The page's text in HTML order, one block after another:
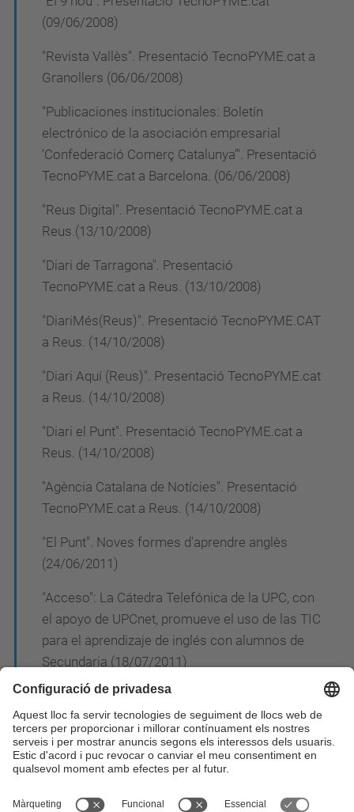
(09/06/2008)
"Revista Vallès". Presentació TecnoPYME.cat a
Granollers (06/06/2008)
"Publicaciones institucionales: Boletín
electrónico de la asociación empresarial
‘Confederació Comerç Catalunya’". Presentació
TecnoPYME.cat a Barcelona. (06/06/2008)
"Reus Digital". Presentació TecnoPYME.cat a
Reus.(13/10/2008)
"Diari de Tarragona". Presentació
TecnoPYME.cat a Reus. (13/10/2008)
"DiariMés(Reus)". Presentació TecnoPYME.CAT
a Reus. (14/10/2008)
"Diari Aquí (Reus)". Presentació TecnoPYME.cat
a Reus. (14/10/2008)
"Diari el Punt". Presentació TecnoPYME.cat a
Reus. (14/10/2008)
"Agència Catalana de Notícies". Presentació
TecnoPYME.cat a Reus. (14/10/2008)
"El Punt". Noves formes d'aprendre anglès
(24/06/2011)
"Acceso": La Cátedra Telefónica de la UPC, con
el apoyo de UPCnet, promueve el uso de las TIC
para el aprendizaje de inglés con alumnos de
Secundaria (18/07/2011)
Televisió